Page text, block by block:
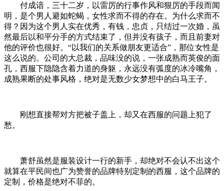
付成谙，三十二岁，以雷厉的行事作风和狠厉的手段而闻
明，是个男人避如蛇蝎，女性求而不得的存在。为什么求而不
得？因为这个男人实在优秀，有钱，忠贞，只结过一次婚，虽
然最后以和平分手的方式结束了，但并没有孩子，而且前妻对
他的评价也很好。“以我们的关系做朋友更适合”，那位女性是
这么说的。公司的大总裁，品味没的说，一张成熟而英俊的面
孔，西服下隐隐含着力道的身躯，永远没有弧度的冰冷嘴角，
成熟果断的处事风格，绝对是无数少女梦想中的白马王子。
刚想直接帮对方把被子盖上，却又在西服的问题上犯了
愁。
萧舒虽然是服装设计一行的新手，却绝对不会认不出这个
就算在平民间也广为赞誉的品牌特别定制的西服，这个品牌的
定制，价格是绝对不菲的。